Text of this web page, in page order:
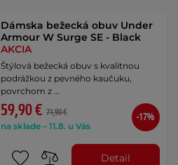
Dámska bežecká obuv Under
Armour W Surge SE - Black
AKCIA
Štýlová bežecká obuv s kvalitnou
podrážkou z pevného kaučuku,
povrchom z …
59,90 € 71,90 €
na sklade – 11.8. u Vás
-17%
Detail